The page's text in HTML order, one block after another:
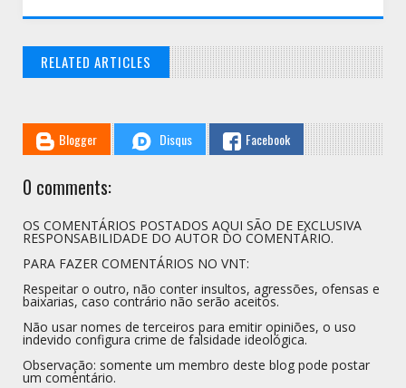
RELATED ARTICLES
Blogger Disqus Facebook
0 comments:
OS COMENTÁRIOS POSTADOS AQUI SÃO DE EXCLUSIVA
RESPONSABILIDADE DO AUTOR DO COMENTÁRIO.
PARA FAZER COMENTÁRIOS NO VNT:
Respeitar o outro, não conter insultos, agressões, ofensas e
baixarias, caso contrário não serão aceitos.
Não usar nomes de terceiros para emitir opiniões, o uso
indevido configura crime de falsidade ideológica.
Observação: somente um membro deste blog pode postar
um comentário.